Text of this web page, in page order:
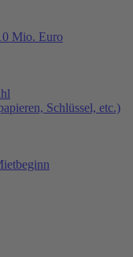
Mio. Euro
Schlüssel, etc.)